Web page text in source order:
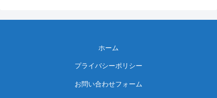
ホーム
プライバシーポリシー
お問い合わせフォーム